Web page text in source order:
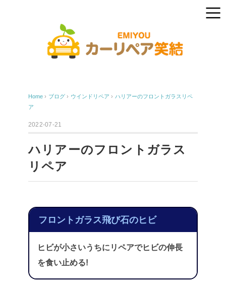
Home › ブログ › ウインドリペア › ハリアーのフロントガラスリペ
ア
2022-07-21
ハリアーのフロントガラス
リペア
フロントガラス飛び石のヒビ
ヒビが小さいうちにリペアでヒビの伸長
を食い止める!